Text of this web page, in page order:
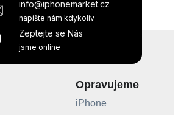
info@iphonemarket.cz
napište nám kdykoliv
Zeptejte se Nás
jsme online
Opravujeme
iPhone